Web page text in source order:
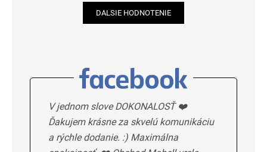
DALSIE HODNOTENIE
V jednom slove DOKONALOSŤ ❤️
Ďakujem krásne za skvelú komunikáciu
a rýchle dodanie. :) Maximálna